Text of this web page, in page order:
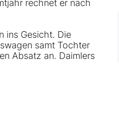
rechnet er nach
ins Gesicht. Die
samt Tochter
Absatz an. Daimlers